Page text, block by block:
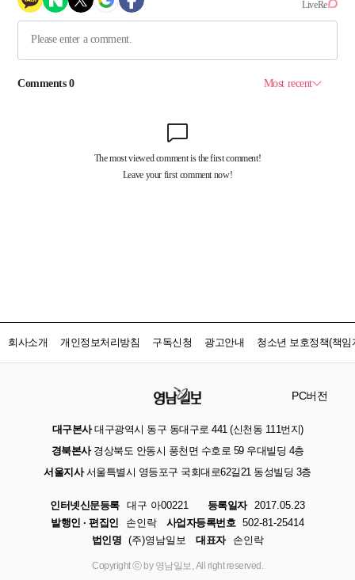
회사소개 개인정보처리방침 구독신청 광고안내 청소년 보호정책(책임
PC버전
대구본사대구광역시 동구 동대구로 441 (신천동 111번지)
경북본사경상북도 안동시 풍천면 수호로 59 우대빌딩 4층
서울지사서울특별시 영등포구 국회대로62길21 동성빌딩 3층
인터넷신문등록 대구 아00221 등록일자
2017.05.23
발행인 · 편집인
손인락 사업자등록번호 502-81-25414
법인명 (주)영남일보 대표자 손인락
Copyright ⓒ by 영남일보, All right reserved.